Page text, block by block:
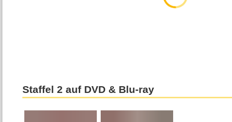
Staffel 2 auf DVD & Blu-ray